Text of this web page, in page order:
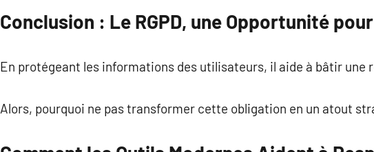
Conclusion : Le RGPD, une Opportunité
En protégeant les informations des utilisateurs, il aide à bâtir une
Alors, pourquoi ne pas transformer cette obligation en un atout